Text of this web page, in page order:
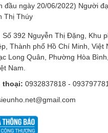
đầu ngày 20/06/2022) Người
Thị Thúy
Số 392 Nguyễn Thị Đặng, Khu
Thành phố Hồ Chí Minh, Việt
Long Quân, Phường Hòa
Nam.
thoại: 0932837818 -